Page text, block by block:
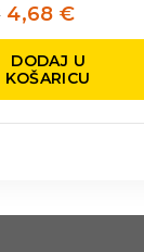
4,68€
DODAJ U
KOŠARICU